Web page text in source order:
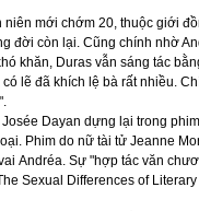
niên mới chớm 20, thuộc giới
đời còn lại. Cũng chính nhờ
khăn, Duras vẫn sáng tác
lẽ đã khích lệ bà rất nhiều.
Dayan dựng lại trong
Phim do nữ tài tử Jeanne
Andréa. Sự "hợp tác văn
Sexual Differences of